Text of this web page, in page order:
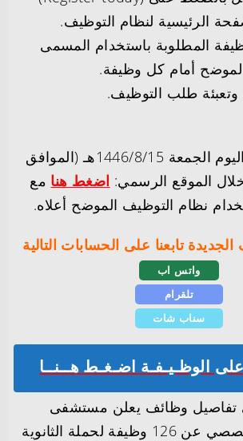
المطلوبة باستخدام المسمى
الموضح أمام كل وظيفة.
التقديم متاح من اليوم الجمعة 1446/8/15هـ (الموافق
اضغط هنا مع
نظام التوظيف الموضح أعلاه.
الجديدة تابعنا على الحسابات التالية
واتس اب
تلقرام
سناب شات
على الوظـيـفـة اضـغـط هــنــا
تفاصيل وظائف يعلن مستشفى
الملك فيصل التخصصي عن 126 وظيفة لحملة الثانوية